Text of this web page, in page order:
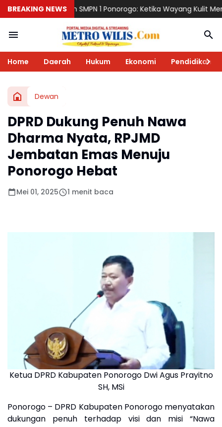
BREAKING NEWS
1 Ponorogo: Ketika Wayang Kulit Menjadi Cermin
Home Daerah Hukum Ekonomi Pendidikan
Dewan
DPRD Dukung Penuh Nawa
Dharma Nyata, RPJMD
Jembatan Emas Menuju
Ponorogo Hebat
Mei 01, 2025 1 menit baca
Ketua DPRD Kabupaten Ponorogo Dwi Agus Prayitno
SH, MSi
Ponorogo – DPRD Kabupaten Ponorogo menyatakan
dukungan penuh terhadap visi dan misi “Nawa